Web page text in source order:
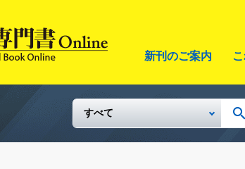
新刊のご案内